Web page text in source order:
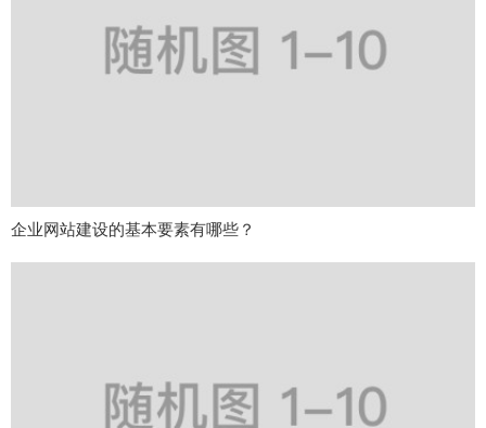
企业网站建设的基本要素有哪些？